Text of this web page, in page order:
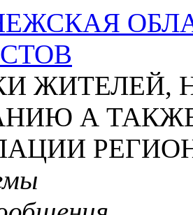
ЖИТЕЛЕЙ,
А